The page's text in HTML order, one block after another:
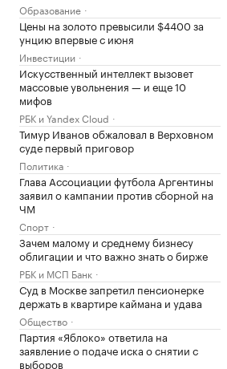
Образование
Цены на золото превысили $4400 за
унцию впервые с июня
Инвестиции
Искусственный интеллект вызовет
массовые увольнения — и еще 10
мифов
РБК и Yandex Cloud
Тимур Иванов обжаловал в Верховном
суде первый приговор
Политика
Глава Ассоциации футбола Аргентины
заявил о кампании против сборной на
ЧМ
Спорт
Зачем малому и среднему бизнесу
облигации и что важно знать о бирже
РБК и МСП Банк
Суд в Москве запретил пенсионерке
держать в квартире каймана и удава
Общество
Партия «Яблоко» ответила на
заявление о подаче иска о снятии с
выборов